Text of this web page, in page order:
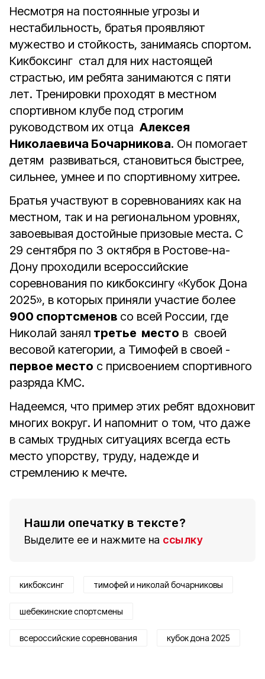
Несмотря на постоянные угрозы и
нестабильность, братья проявляют
мужество и стойкость, занимаясь спортом.
Кикбоксинг стал для них настоящей
страстью, им ребята занимаются с пяти
лет. Тренировки проходят в местном
спортивном клубе под строгим
руководством их отца Алексея
Николаевича Бочарникова. Он помогает
детям развиваться, становиться быстрее,
сильнее, умнее и по спортивному хитрее.
Братья участвуют в соревнованиях как на
местном, так и на региональном уровнях,
завоевывая достойные призовые места. С
29 сентября по 3 октября в Ростове-на-
Дону проходили всероссийские
соревнования по кикбоксингу «Кубок Дона
2025», в которых приняли участие более
900 спортсменов со всей России, где
Николай занял третье место в своей
весовой категории, а Тимофей в своей -
первое место с присвоением спортивного
разряда КМС.
Надеемся, что пример этих ребят вдохновит
многих вокруг. И напомнит о том, что даже
в самых трудных ситуациях всегда есть
место упорству, труду, надежде и
стремлению к мечте.
Нашли опечатку в тексте?
Выделите ее и нажмите на ссылку
кикбоксинг тимофей и николай бочарниковы
шебекинские спортсмены
всероссийские соревнования кубок дона 2025